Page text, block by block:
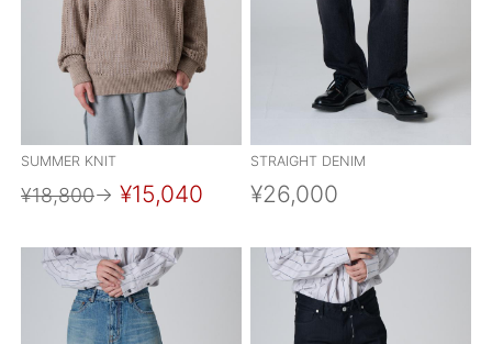
SUMMER KNIT
¥18,800→ ¥15,040
STRAIGHT DENIM
¥26,000